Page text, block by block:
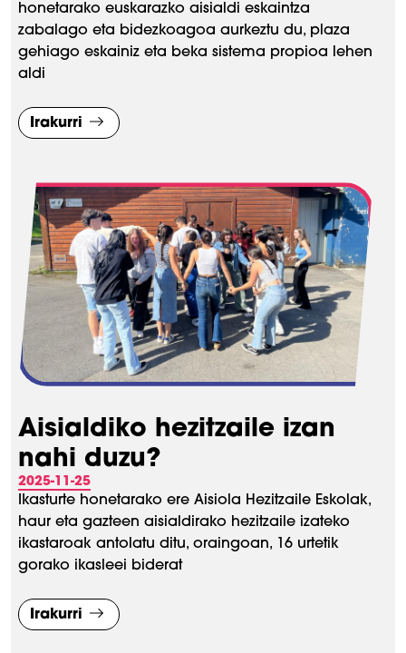
honetarako euskarazko aisialdi eskaintza
zabalago eta bidezkoagoa aurkeztu du, plaza
gehiago eskainiz eta beka sistema propioa lehen
aldi
Irakurri
Aisialdiko hezitzaile izan
nahi duzu?
2025-11-25
Ikasturte honetarako ere Aisiola Hezitzaile Eskolak,
haur eta gazteen aisialdirako hezitzaile izateko
ikastaroak antolatu ditu, oraingoan, 16 urtetik
gorako ikasleei biderat
Irakurri